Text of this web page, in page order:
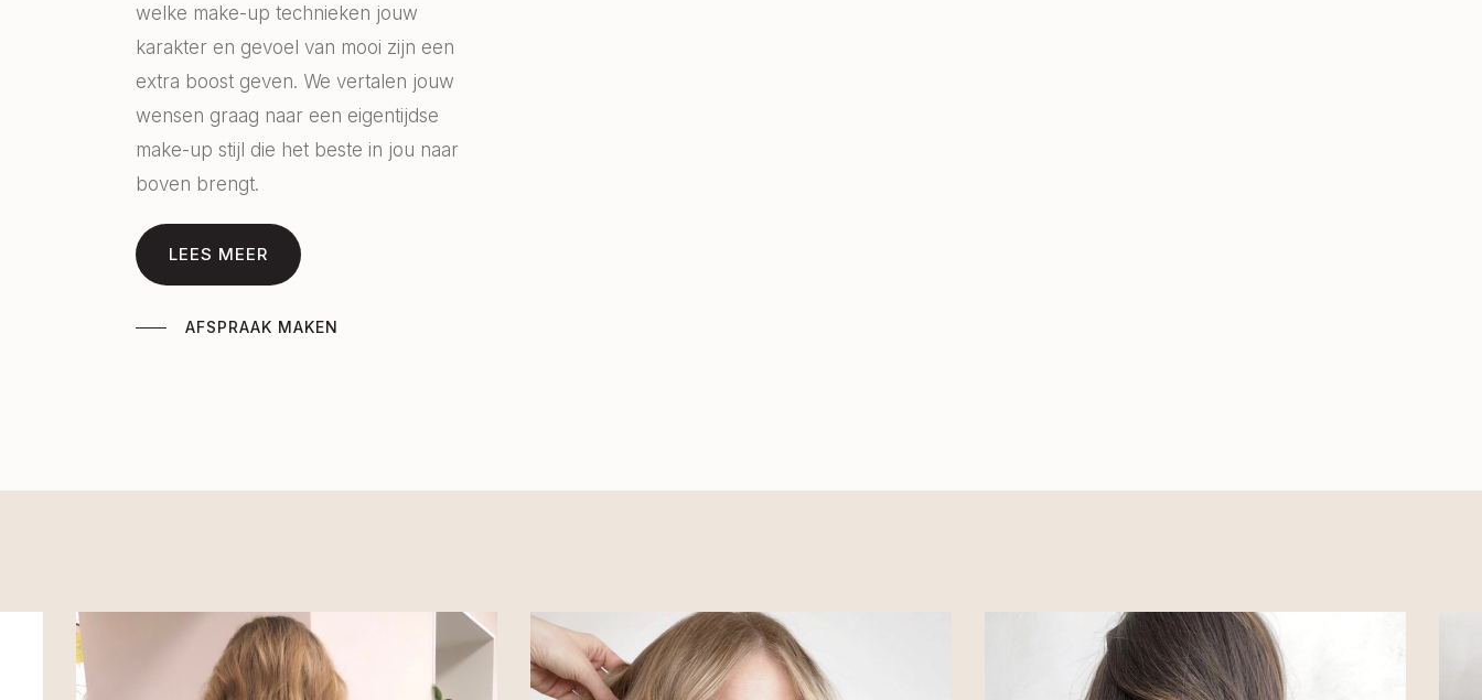
welke make-up technieken jouw
karakter en gevoel van mooi zijn een
extra boost geven. We vertalen jouw
wensen graag naar een eigentijdse
make-up stijl die het beste in jou naar
boven brengt.
LEES MEER
AFSPRAAK MAKEN